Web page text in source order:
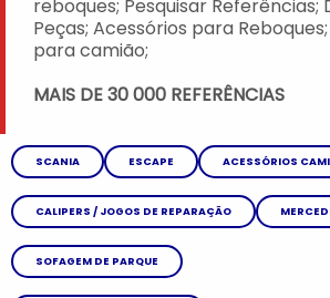
reboques; Pesquisar Referências;
Peças; Acessórios para
para camião;
MAIS DE 30 000 REFERÊNCIAS
SCANIA ESCAPE ACESSÓRIOS
CALIPERS / JOGOS DE REPARAÇÃO
SOFAGEM DE PARQUE